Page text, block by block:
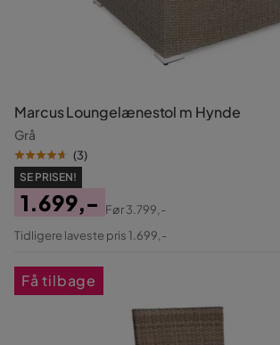
Marcus Loungelænestol m Hynde
Grå
(3)
SE PRISEN!
Pris
1.699,-
Original
Før3.799,-
Tidligere laveste pris 1.699,-
Få tilbage